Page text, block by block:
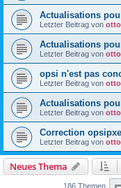
Actualisations
Letzter Beitrag von otto
Actualisations
Letzter Beitrag von otto
opsi n'est pas
Letzter Beitrag von otto
Actualisations
Letzter Beitrag von otto
Correction
Letzter Beitrag von otto
Neues Thema
186 Themen